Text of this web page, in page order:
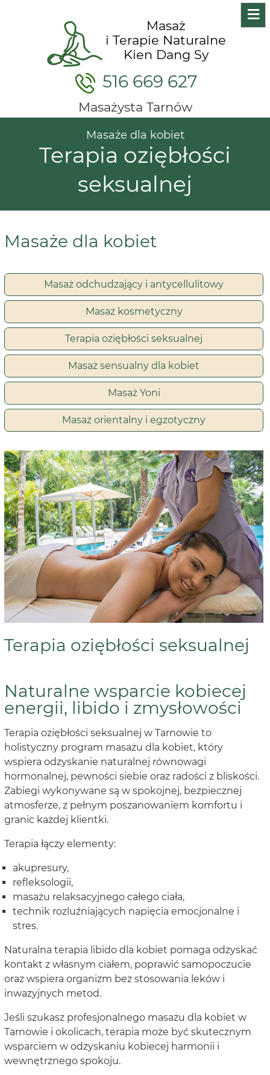
Masaż
i Terapie Naturalne
Kien Dang Sy
516 669 627
Masażysta Tarnów
Masaże dla kobiet
Terapia oziębłości
seksualnej
Masaże dla kobiet
Masaż odchudzający i antycellulitowy
Masaż kosmetyczny
Terapia oziębłości seksualnej
Masaż sensualny dla kobiet
Masaż Yoni
Masaż orientalny i egzotyczny
Terapia oziębłości seksualnej
Naturalne wsparcie kobiecej
energii, libido i zmysłowości
Terapia oziębłości seksualnej w Tarnowie to
holistyczny program masażu dla kobiet, który
wspiera odzyskanie naturalnej równowagi
hormonalnej, pewności siebie oraz radości z bliskości.
Zabiegi wykonywane są w spokojnej, bezpiecznej
atmosferze, z pełnym poszanowaniem komfortu i
granic każdej klientki.
Terapia łączy elementy:
akupresury,
refleksologii,
masażu relaksacyjnego całego ciała,
technik rozluźniających napięcia emocjonalne i
stres.
Naturalna terapia libido dla kobiet pomaga odzyskać
kontakt z własnym ciałem, poprawić samopoczucie
oraz wspiera organizm bez stosowania leków i
inwazyjnych metod.
Jeśli szukasz profesjonalnego masażu dla kobiet w
Tarnowie i okolicach, terapia może być skutecznym
wsparciem w odzyskaniu kobiecej harmonii i
wewnętrznego spokoju.
≡